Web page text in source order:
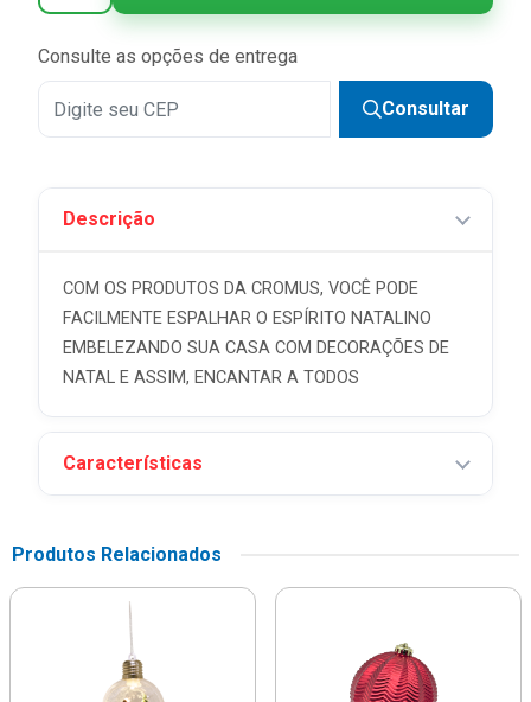
Consulte as opções de entrega
Consultar
Descrição
COM OS PRODUTOS DA CROMUS, VOCÊ PODE
FACILMENTE ESPALHAR O ESPÍRITO NATALINO
EMBELEZANDO SUA CASA COM DECORAÇÕES DE
NATAL E ASSIM, ENCANTAR A TODOS
Características
Produtos Relacionados